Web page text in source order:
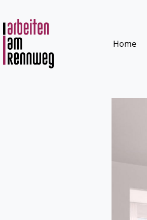
Home